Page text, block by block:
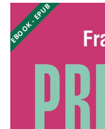
EBOOK - EPUB